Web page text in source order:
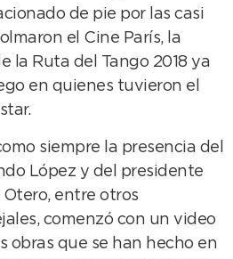
de pie por las casi
el Cine París, la
la Ruta del Tango 2018 ya
en quienes tuvieron el
siempre la presencia del
López y del presidente
Otero, entre otros
comenzó con un video
obras que se han hecho en